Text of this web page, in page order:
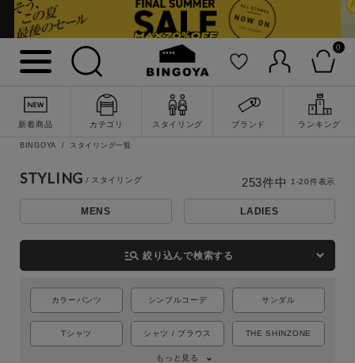
0
新着商品 カテゴリ スタイリング ブランド ランキング
詳細検索
BINGOYA スタイリング一覧
STYLING
MENS LADIES
manage_search 絞り込んで検索する
カラーパンツ シンプルコーデ サンダル
Tシャツ シャツ / ブラウス THE SHINZONE
もっと見る
253件中 1-20件表示